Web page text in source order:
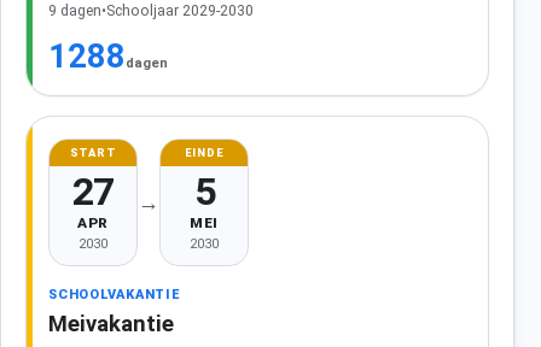
9 dagen•Schooljaar 2029-2030
1288 dagen
START
27
APR
2030
→
EINDE
5
MEI
2030
SCHOOLVAKANTIE
Meivakantie